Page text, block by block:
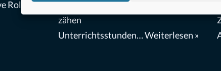
Rolle
Englischschülern aus den vielen
zähen
Unterrichtsstunden…Weiterlesen »